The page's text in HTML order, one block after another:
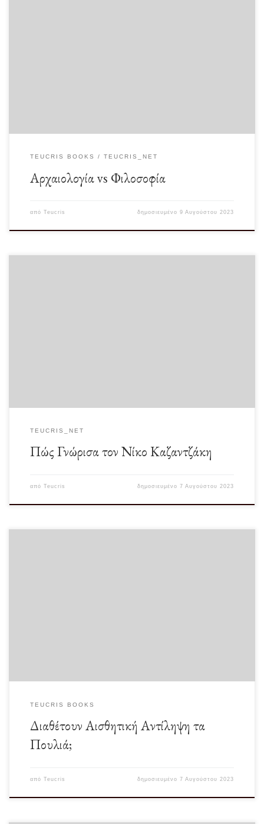
TEUCRIS BOOKS TEUCRIS_NET
Αρχαιολογία vs Φιλοσοφία
από Teucris δημοσιευμένο9 Αυγούστου 2023
TEUCRIS_NET
Πώς Γνώρισα τον Νίκο Καζαντζάκη
από Teucris δημοσιευμένο7 Αυγούστου 2023
TEUCRIS BOOKS
Διαθέτουν Αισθητική Αντίληψη τα
Πουλιά;
από Teucris δημοσιευμένο7 Αυγούστου 2023